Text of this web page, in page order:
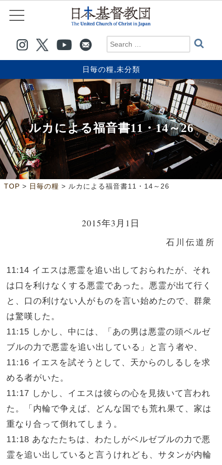
日毎の糧,未分類
ルカによる福音書11・14～26
TOP > 日毎の糧 > ルカによる福音書11・14～26
2015年3月1日
石川伝道所
11:14 イエスは悪霊を追い出しておられたが、それ
は口を利けなくする悪霊であった。悪霊が出て行く
と、口の利けない人がものを言い始めたので、群衆
は驚嘆した。
11:15 しかし、中には、「あの男は悪霊の頭ベルゼ
ブルの力で悪霊を追い出している」と言う者や、
11:16 イエスを試そうとして、天からのしるしを求
める者がいた。
11:17 しかし、イエスは彼らの心を見抜いて言われ
た。「内輪で争えば、どんな国でも荒れ果て、家は
重なり合って倒れてしまう。
11:18 あなたたちは、わたしがベルゼブルの力で悪
霊を追い出していると言うけれども、サタンが内輪